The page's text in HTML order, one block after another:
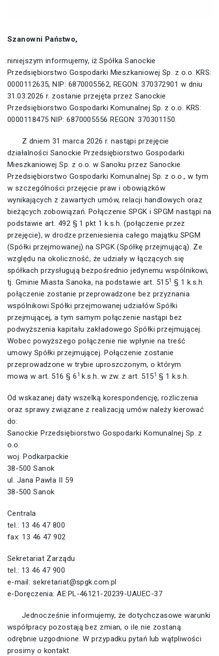
Szanowni Państwo,
niniejszym informujemy, iż Spółka Sanockie
Przedsiębiorstwo Gospodarki Mieszkaniowej Sp. z o.o. KRS:
0000112635, NIP: 6870005562, REGON: 370372901 w dniu
31.03.2026 r. zostanie przejęta przez Sanockie
Przedsiębiorstwo Gospodarki Komunalnej Sp. z o.o. KRS:
0000118475 NIP: 6870005556 REGON: 370301150.
Z dniem 31 marca 2026 r. nastąpi przejęcie
działalności Sanockie Przedsiębiorstwo Gospodarki
Mieszkaniowej Sp. z o.o. w Sanoku przez Sanockie
Przedsiębiorstwo Gospodarki Komunalnej Sp. z o.o., w tym
w szczególności przejęcie praw i obowiązków
wynikających z zawartych umów, relacji handlowych oraz
bieżących zobowiązań. Połączenie SPGK i SPGM nastąpi na
podstawie art. 492 § 1 pkt 1 k.s.h. (połączenie przez
przejęcie), w drodze przeniesienia całego majątku SPGM
(Spółki przejmowanej) na SPGK (Spółkę przejmującą). Ze
względu na okoliczność, że udziały w łączących się
spółkach przysługują bezpośrednio jedynemu wspólnikowi,
tj. Gminie Miasta Sanoka, na podstawie art. 5151 § 1 k.s.h.
połączenie zostanie przeprowadzone bez przyznania
wspólnikowi Spółki przejmowanej udziałów Spółki
przejmującej, a tym samym połączenie nastąpi bez
podwyższenia kapitału zakładowego Spółki przejmującej.
Wobec powyższego połączenie nie wpłynie na treść
umowy Spółki przejmującej. Połączenie zostanie
przeprowadzone w trybie uproszczonym, o którym
mowa w art. 516 § 61k.s.h. w zw. z art. 5151 § 1 k.s.h.
Od wskazanej daty wszelką korespondencję, rozliczenia
oraz sprawy związane z realizacją umów należy kierować
do:
Sanockie Przedsiębiorstwo Gospodarki Komunalnej Sp. z
o.o.
woj. Podkarpackie
38-500 Sanok
ul. Jana Pawła II 59
38-500 Sanok
Centrala
tel.: 13 46 47 800
fax: 13 46 47 902
Sekretariat Zarządu
tel.: 13 46 47 900
e-mail: sekretariat@spgk.com.pl
e-Doręczenia: AE:PL-46121-20239-UAUEC-37
Jednocześnie informujemy, że dotychczasowe warunki
współpracy pozostają bez zmian, o ile nie zostaną
odrębnie uzgodnione. W przypadku pytań lub wątpliwości
prosimy o kontakt.